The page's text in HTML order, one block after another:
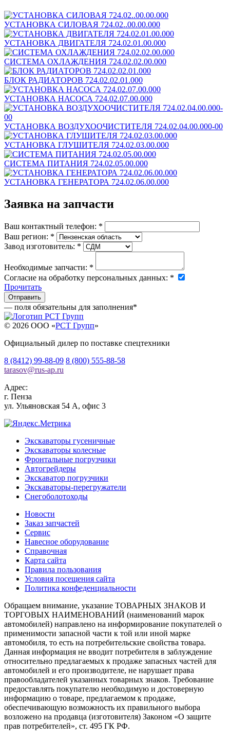
УСТАНОВКА СИЛОВАЯ 724.02..00.00.000
УСТАНОВКА ДВИГАТЕЛЯ 724.02.01.00.000
СИСТЕМА ОХЛАЖДЕНИЯ 724.02.02.00.000
БЛОК РАДИАТОРОВ 724.02.02.01.000
УСТАНОВКА НАСОСА 724.02.07.00.000
УСТАНОВКА ВОЗДУХООЧИСТИТЕЛЯ 724.02.04.00.000-00
УСТАНОВКА ГЛУШИТЕЛЯ 724.02.03.00.000
СИСТЕМА ПИТАНИЯ 724.02.05.00.000
УСТАНОВКА ГЕНЕРАТОРА 724.02.06.00.000
Заявка на запчасти
Ваш контактный телефон: *
Ваш регион: *
Завод изготовитель: *
Необходимые запчасти: *
Согласие на обработку персональных данных: *
Прочитать
— поля обязательны для заполнения*
© 2026 OOO «РСТ Групп»
Официальный дилер по поставке спецтехники
8 (8412) 99-88-09 8 (800) 555-88-58
tarasov@rus-ap.ru
Адрес:
г. Пенза
ул. Ульяновская 54 А, офис 3
Экскаваторы гусеничные
Экскаваторы колесные
Фронтальные погрузчики
Автогрейдеры
Экскаватор погрузчики
Экскаваторы-перегружатели
Снегоболотоходы
Новости
Заказ запчастей
Сервис
Навесное оборудование
Справочная
Карта сайта
Правила пользования
Условия посещения сайта
Политика конфеденциальности
Обращаем внимание, указание ТОВАРНЫХ ЗНАКОВ И
ТОРГОВЫХ НАИМЕНОВАНИЙ (наименований марок
автомобилей) направлено на информирование покупателей о
применимости запасной части к той или иной марке
автомобиля, то есть на потребительские свойства товара.
Данная информация не вводит потребителя в заблуждение
относительно предлагаемых к продаже запасных частей для
автомобилей и его производителе, не нарушает права
правообладателей указанных товарных знаков. Требование
предоставлять покупателю необходимую и достоверную
информацию о товаре, предлагаемом к продаже,
обеспечивающую возможность их правильного выбора
возложено на продавца (изготовителя) Законом «О защите
прав потребителей», ст. 495 ГК РФ.